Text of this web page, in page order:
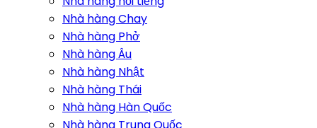
Nhà hàng Chay
Nhà hàng Phở
Nhà hàng Âu
Nhà hàng Nhật
Nhà hàng Thái
Nhà hàng Hàn Quốc